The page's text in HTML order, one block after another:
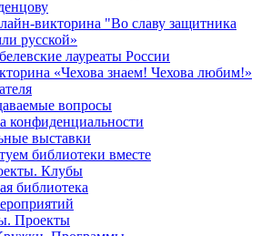
викторина "Во славу защитника
русской»
лауреаты России
«Чехова знаем! Чехова любим!»
вопросы
конфиденциальности
выставки
библиотеки вместе
Клубы
библиотека
Проекты